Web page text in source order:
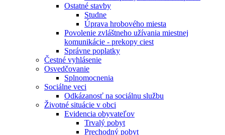
Ostatné stavby
Studne
Úprava hrobového miesta
Povolenie zvláštneho užívania miestnej
komunikácie - prekopy ciest
Správne poplatky
Čestné vyhlásenie
Osvedčovanie
Splnomocnenia
Sociálne veci
Odkázanosť na sociálnu službu
Životné situácie v obci
Evidencia obyvateľov
Trvalý pobyt
Prechodný pobyt